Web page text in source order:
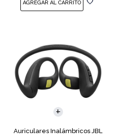
Auriculares Inalámbricos JBL